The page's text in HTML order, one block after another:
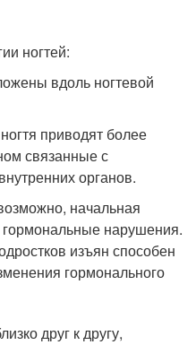
ногтей:
вдоль ногтевой
приводят более
связанные с
органов.
начальная
гормональные нарушения.
изъян способен
гормонального
друг к другу,